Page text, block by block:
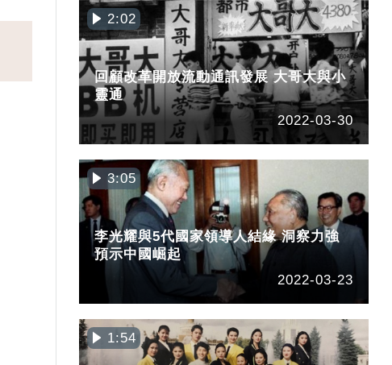
2:02
回顧改革開放流動通訊發展 大哥大與小
靈通
2022-03-30
3:05
李光耀與5代國家領導人結緣 洞察力強
預示中國崛起
2022-03-23
1:54